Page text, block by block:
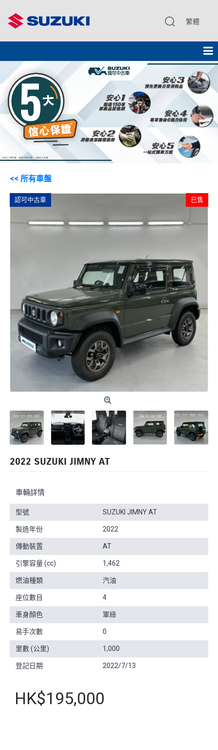
繁體
<< 所有車盤
認可中古車 已售
2022 SUZUKI JIMNY AT
車輛詳情
型號 SUZUKI JIMNY AT
製造年份 2022
傳動裝置 AT
引擎容量 (cc) 1,462
燃油種類 汽油
座位數目 4
車身顏色 軍綠
易手次數 0
里數 (公里) 1,000
登記日期 2022/7/13
HK$195,000